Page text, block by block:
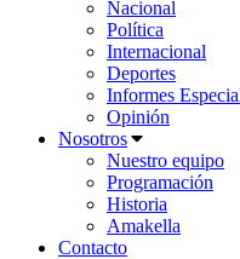
Nacional
Política
Internacional
Deportes
Informes
Opinión
Nosotros
Nuestro equipo
Programación
Historia
Amakella
Contacto